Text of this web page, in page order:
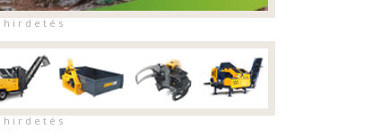
h i r d e t é s
h i r d e t é s